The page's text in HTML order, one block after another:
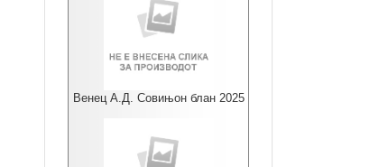
Венец А.Д. Совињон блан 2025